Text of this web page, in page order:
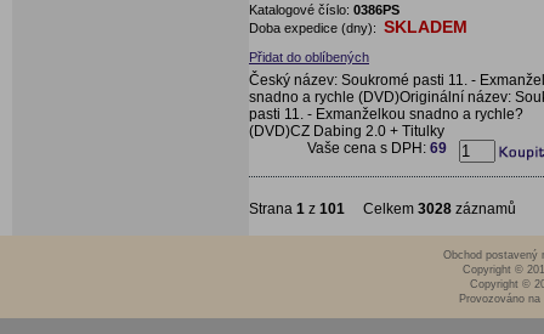
Katalogové číslo: 0386PS
Doba expedice (dny): SKLADEM
Přidat do oblíbených
Český název: Soukromé pasti 11. -
snadno a rychle (DVD)Originální název:
pasti 11. - Exmanželkou snadno a rychle?
(DVD)CZ Dabing 2.0 + Titulky
Vaše cena s DPH: 69
Strana 1 z 101 Celkem 3028 záznamů
Obchod postavený
Copyright ©
Copyright ©
Provozováno